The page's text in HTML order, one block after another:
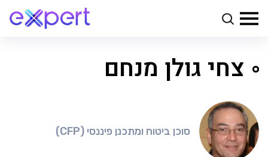
צחי גולן מנחם
סוכן ביטוח ומתכנן פיננסי (CFP)